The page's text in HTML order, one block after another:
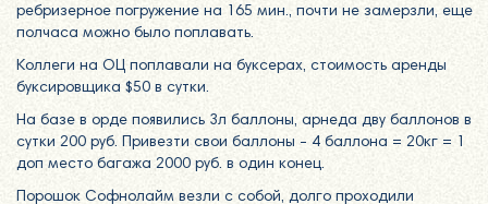
ребризерное погружение на 165 мин., почти не замерзли, еще
полчаса можно было поплавать.
Коллеги на ОЦ поплавали на буксерах, стоимость аренды
буксировщика $50 в сутки.
На базе в орде появились 3л баллоны, арнеда дву баллонов в
сутки 200 руб. Привезти свои баллоны - 4 баллона = 20кг = 1
доп место багажа 2000 руб. в один конец.
Порошок Софнолайм везли с собой, долго проходили